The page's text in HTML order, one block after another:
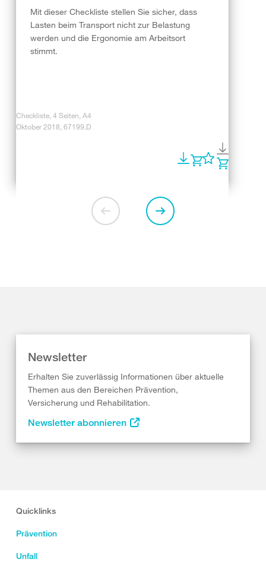
Mit dieser Checkliste stellen Sie sicher, dass
Lasten beim Transport nicht zur Belastung
werden und die Ergonomie am Arbeitsort
stimmt.
Checkliste, 4 Seiten, A4
Oktober 2018, 67199.D
Newsletter
Erhalten Sie zuverlässig Informationen über aktuelle
Themen aus den Bereichen Prävention,
Versicherung und Rehabilitation.
Newsletter abonnieren
Quicklinks
Prävention
Unfall